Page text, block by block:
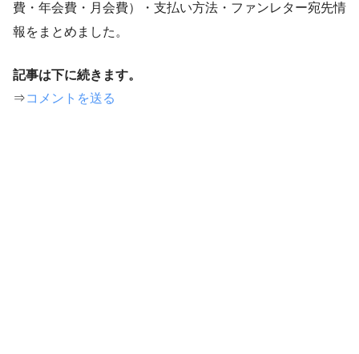
費・年会費・月会費）・支払い方法・ファンレター宛先情
報をまとめました。
記事は下に続きます。
⇒コメントを送る